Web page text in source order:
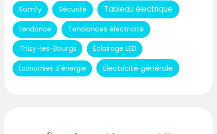
Somfy Sécurité Tableau électrique
tendance Tendances électricité
Thizy-les-Bourgs Éclairage LED
Économies d'énergie Électricité générale